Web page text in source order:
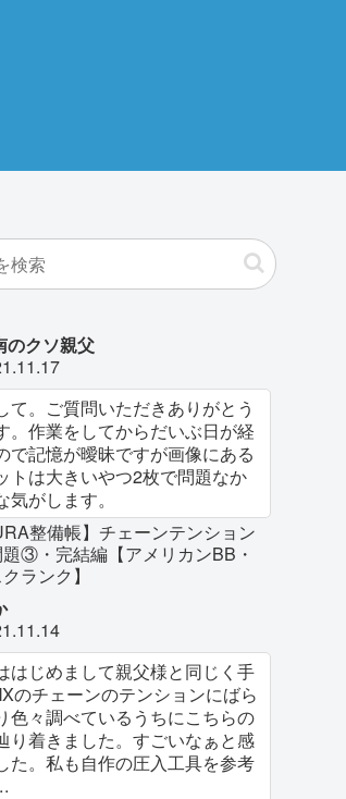
のクソ親父
て。ご質問いただきありがとう
。作業をしてからだいぶ日が経
で記憶が曖昧ですが画像にある
トは大きいやつ2枚で問題なか
気がします。
整備帳】チェーンテンション
③・完結編【アメリカンBB・
ランク】
はじめまして親父様と同じく手
のチェーンのテンションにばら
色々調べているうちにこちらの
り着きました。すごいなぁと感
た。私も自作の圧入工具を参考